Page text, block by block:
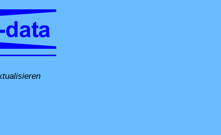
Ort in Kleindöttingen, per Fernwartung oder in unserer Computer-